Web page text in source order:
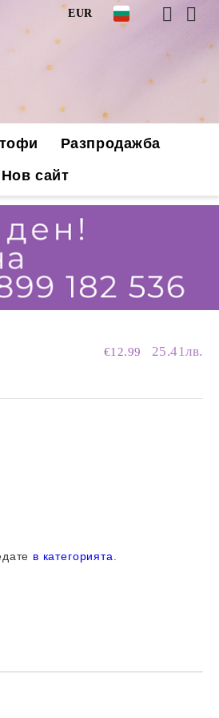
EUR
Разпродажба
Нов сайт
€12.99 25.41лв.
в категорията